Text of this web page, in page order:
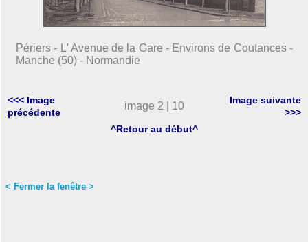
Périers - L' Avenue de la Gare - Environs de Coutances -
Manche (50) - Normandie
<<< Image
précédente
image 2 | 10
Image suivante
>>>
^Retour au début^
< Fermer la fenêtre >